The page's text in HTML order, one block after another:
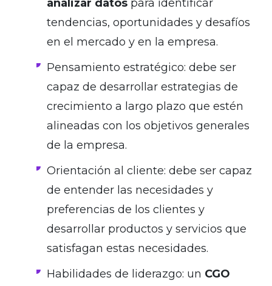
analizar datos para identificar
tendencias, oportunidades y desafíos
en el mercado y en la empresa.
Pensamiento estratégico: debe ser
capaz de desarrollar estrategias de
crecimiento a largo plazo que estén
alineadas con los objetivos generales
de la empresa.
Orientación al cliente: debe ser capaz
de entender las necesidades y
preferencias de los clientes y
desarrollar productos y servicios que
satisfagan estas necesidades.
Habilidades de liderazgo: un CGO